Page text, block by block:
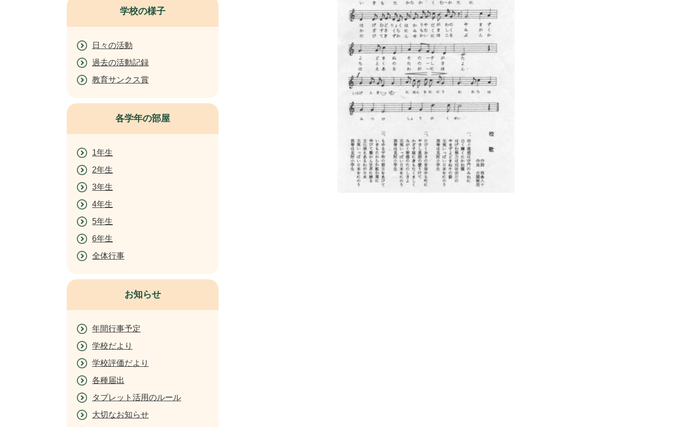
学校の様子
日々の活動
過去の活動記録
教育サンクス賞
各学年の部屋
1年生
2年生
3年生
4年生
5年生
6年生
全体行事
お知らせ
年間行事予定
学校だより
学校評価だより
各種届出
タブレット活用のルール
大切なお知らせ